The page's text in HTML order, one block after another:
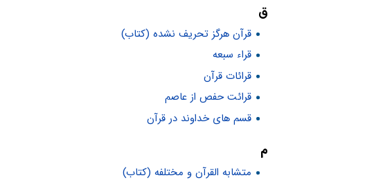
ق
قرآن هرگز تحریف نشده (کتاب)
قراء سبعه
قرائات قرآن
قرائت حفص از عاصم
قسم های خداوند در قرآن
م
متشابه القرآن و مختلفه (کتاب)